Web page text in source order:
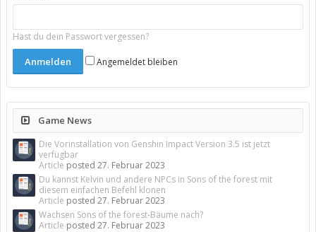
Hast du dein Passwort vergessen?
Angemeldet bleiben
Game News
Die Vorinstallation von Genshin Impact Version 3.5 ist jetzt
verfügbar
Article posted 27. Februar 2023
Du kannst Kelvin und andere NPCs in Sons of the forest mit
diesem einfachen Befehl klonen
Article posted 27. Februar 2023
Wachsen Sons of the forest-Bäume nach?
Article posted 27. Februar 2023